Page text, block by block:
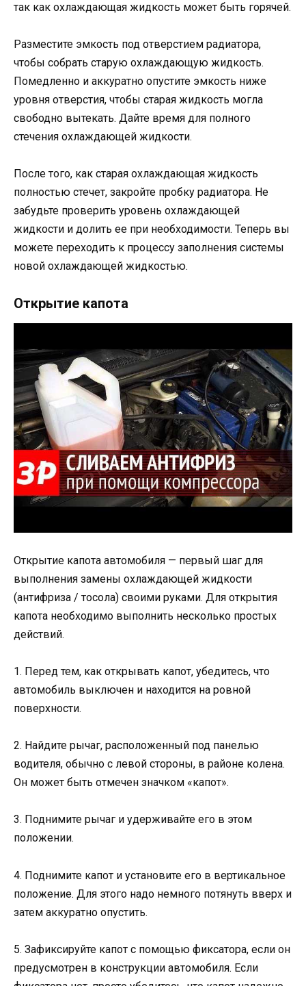
так как охлаждающая жидкость может быть горячей.
Разместите эмкость под отверстием радиатора,
чтобы собрать старую охлаждающую жидкость.
Помедленно и аккуратно опустите эмкость ниже
уровня отверстия, чтобы старая жидкость могла
свободно вытекать. Дайте время для полного
стечения охлаждающей жидкости.
После того, как старая охлаждающая жидкость
полностью стечет, закройте пробку радиатора. Не
забудьте проверить уровень охлаждающей
жидкости и долить ее при необходимости. Теперь вы
можете переходить к процессу заполнения системы
новой охлаждающей жидкостью.
Открытие капота
Открытие капота автомобиля — первый шаг для
выполнения замены охлаждающей жидкости
(антифриза / тосола) своими руками. Для открытия
капота необходимо выполнить несколько простых
действий.
1. Перед тем, как открывать капот, убедитесь, что
автомобиль выключен и находится на ровной
поверхности.
2. Найдите рычаг, расположенный под панелью
водителя, обычно с левой стороны, в районе колена.
Он может быть отмечен значком «капот».
3. Поднимите рычаг и удерживайте его в этом
положении.
4. Поднимите капот и установите его в вертикальное
положение. Для этого надо немного потянуть вверх и
затем аккуратно опустить.
5. Зафиксируйте капот с помощью фиксатора, если он
предусмотрен в конструкции автомобиля. Если